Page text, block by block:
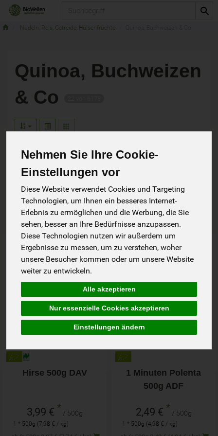
Nehmen Sie Ihre Cookie-
Einstellungen vor
Diese Website verwendet Cookies und Targeting
Technologien, um Ihnen ein besseres Internet-
Erlebnis zu ermöglichen und die Werbung, die Sie
sehen, besser an Ihre Bedürfnisse anzupassen.
Diese Technologien nutzen wir außerdem um
Ergebnisse zu messen, um zu verstehen, woher
unsere Besucher kommen oder um unsere Website
weiter zu entwickeln.
Alle akzeptieren
Nur essenzielle Cookies akzeptieren
Einstellungen ändern
Nudeln, Reis, Getreide, Hülsenfrüchte
Quinoa, Buchweizen
& Co
Hersteller Ernährung
Allergene
Art.-Nr. 45054
Hirse 500g DAV
3,99 € * / 500g
1 * 500g (7,98 € / kg)
Art.-Nr. 44080
1 Minuten Polenta
500g ADF
2,49 € * / 500g
1 * 500g (4,98 € / kg)